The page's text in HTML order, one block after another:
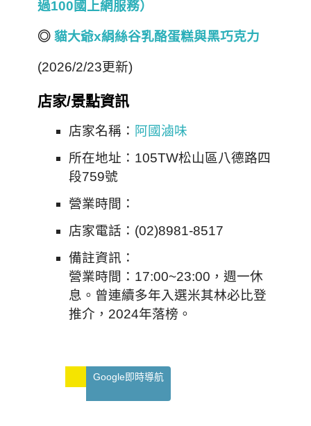
過100國上網服務）
◎ 貓大爺x絹絲谷乳酪蛋糕與黑巧克力
(2026/2/23更新)
店家/景點資訊
店家名稱： 阿國滷味
所在地址：105TW松山區八德路四
段759號
營業時間：
店家電話：(02)8981-8517
備註資訊：
營業時間：17:00~23:00，週一休
息。曾連續多年入選米其林必比登
推介，2024年落榜。
Google即時導航